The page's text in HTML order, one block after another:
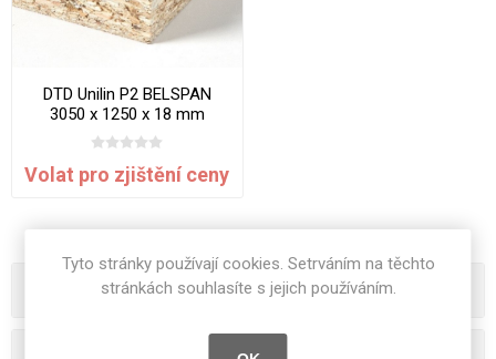
DTD Unilin P2 BELSPAN
3050 x 1250 x 18 mm
Volat pro zjištění ceny
Kategorie
Tyto stránky používají cookies. Setrváním na těchto
stránkách souhlasíte s jejich používáním.